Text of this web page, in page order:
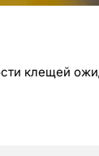
клещей